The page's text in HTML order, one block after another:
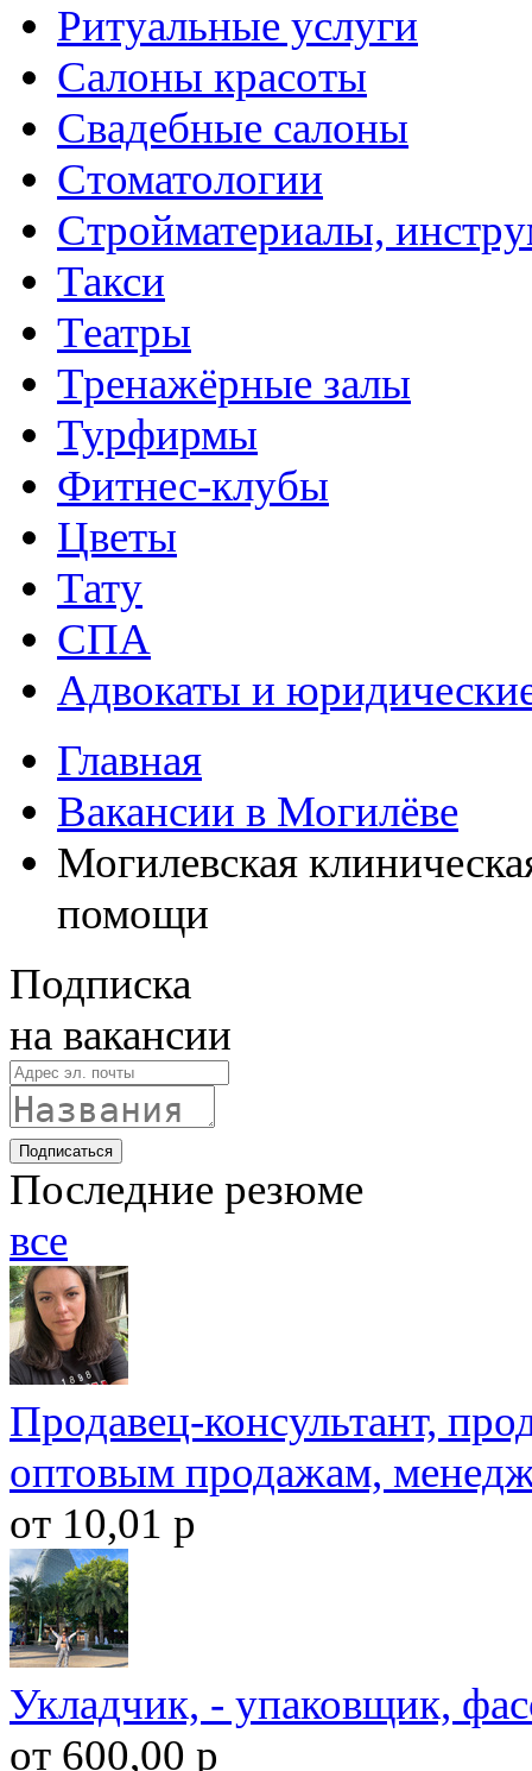
Ритуальные услуги
Салоны красоты
Свадебные салоны
Стоматологии
Стройматериалы,
Такси
Театры
Тренажёрные залы
Турфирмы
Фитнес-клубы
Цветы
Тату
СПА
Адвокаты и
Главная
Вакансии в Могилёве
Могилевская
помощи
Подписка
на вакансии
Подписаться
Последние резюме
все
Продавец-консультант,
оптовым продажам,
от 10,01 р
Укладчик, - упаковщик,
от 600,00 р